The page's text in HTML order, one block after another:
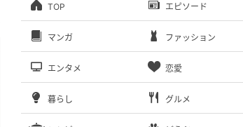
TOP エピソード
マンガ ファッション
エンタメ 恋愛
暮らし グルメ